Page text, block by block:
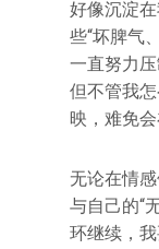
好像沉淀
些“坏脾气
一直努力
但不管我
映，难免
无论在情
与自己的“
环继续，